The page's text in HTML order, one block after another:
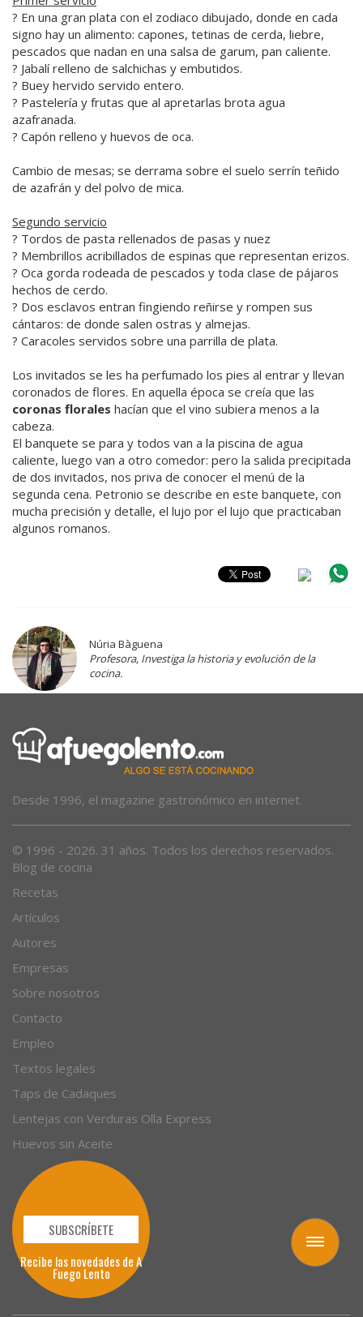
Toggle
navigation
? En una gran plata con el zodiaco dibujado, donde en cada
signo hay un alimento: capones, tetinas de cerda, liebre,
pescados que nadan en una salsa de garum, pan caliente.
? Jabalí relleno de salchichas y embutidos.
? Buey hervido servido entero.
? Pastelería y frutas que al apretarlas brota agua
azafranada.
? Capón relleno y huevos de oca.
Cambio de mesas; se derrama sobre el suelo serrín teñido
de azafrán y del polvo de mica.
Segundo servicio
? Tordos de pasta rellenados de pasas y nuez
? Membrillos acribillados de espinas que representan erizos.
? Oca gorda rodeada de pescados y toda clase de pájaros
hechos de cerdo.
? Dos esclavos entran fingiendo reñirse y rompen sus
cántaros: de donde salen ostras y almejas.
? Caracoles servidos sobre una parrilla de plata.
Los invitados se les ha perfumado los pies al entrar y llevan
coronados de flores. En aquella época se creía que las
coronas florales hacían que el vino subiera menos a la
cabeza.
El banquete se para y todos van a la piscina de agua
caliente, luego van a otro comedor: pero la salida precipitada
de dos invitados, nos priva de conocer el menú de la
segunda cena. Petronio se describe en este banquete, con
mucha precisión y detalle, el lujo por el lujo que practicaban
algunos romanos.
Núria Bàguena
Profesora, Investiga la historia y evolución de la
cocina.
Desde 1996, el magazine gastronómico en internet.
© 1996 - 2026. 31 años. Todos los derechos reservados.
Blog de cocina
Recetas
Artículos
Autores
Empresas
Sobre nosotros
Contacto
Empleo
Textos legales
Taps de Cadaques
Lentejas con Verduras Olla Express
Huevos sin Aceite
SUBSCRÍBETE
Recibe las novedades de A
Fuego Lento